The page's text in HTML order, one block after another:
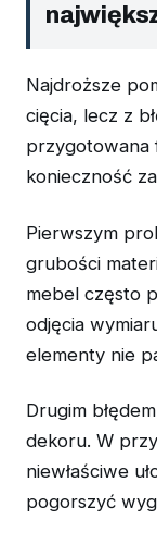
Najdroższe
cięcia, lecz z
przygotowana
konieczność
Pierwszym
grubości
mebel często
odjęcia
elementy nie
Drugim
dekoru. W
niewłaściwe
pogorszyć